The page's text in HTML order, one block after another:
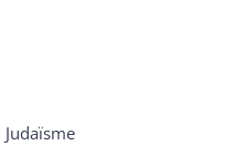
Judaïsme